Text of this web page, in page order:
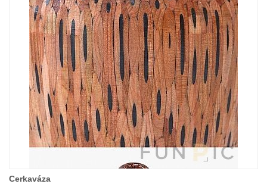
Cerkaváza